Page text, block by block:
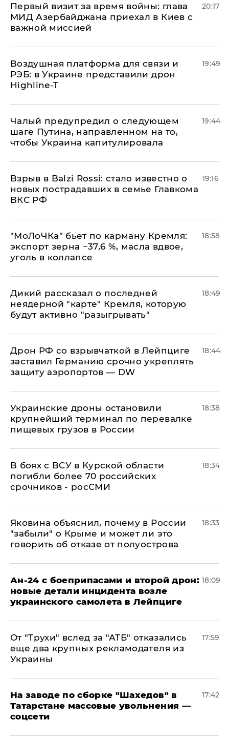
Первый визит за время войны: глава
МИД Азербайджана приехал в Киев с
важной миссией
20:17
Воздушная платформа для связи и
РЭБ: в Украине представили дрон
Highline-T
19:49
Чалый предупредил о следующем
шаге Путина, направленном на то,
чтобы Украина капитулировала
19:44
Взрыв в Balzi Rossi: стало известно о
новых пострадавших в семье Главкома
ВКС РФ
19:16
​"МоЛоЧКа" бьет по карману Кремля:
экспорт зерна −37,6 %, масла вдвое,
уголь в коллапсе
18:58
Дикий рассказал о последней
неядерной "карте" Кремля, которую
будут активно "разыгрывать"
18:49
​Дрон РФ со взрывчаткой в Лейпциге
заставил Германию срочно укреплять
защиту аэропортов — DW
18:44
Украинские дроны остановили
крупнейший терминал по перевалке
пищевых грузов в России
18:38
В боях с ВСУ в Курской области
погибли более 70 российских
срочников - росСМИ
18:34
Яковина объяснил, почему в России
"забыли" о Крыме и может ли это
говорить об отказе от полуострова
18:33
Ан-24 с боеприпасами и второй дрон:
новые детали инцидента возле
украинского самолета в Лейпциге
18:09
От "Трухи" вслед за "АТБ" отказались
еще два крупных рекламодателя из
Украины
17:59
На заводе по сборке "Шахедов" в
Татарстане массовые увольнения —
соцсети
17:42